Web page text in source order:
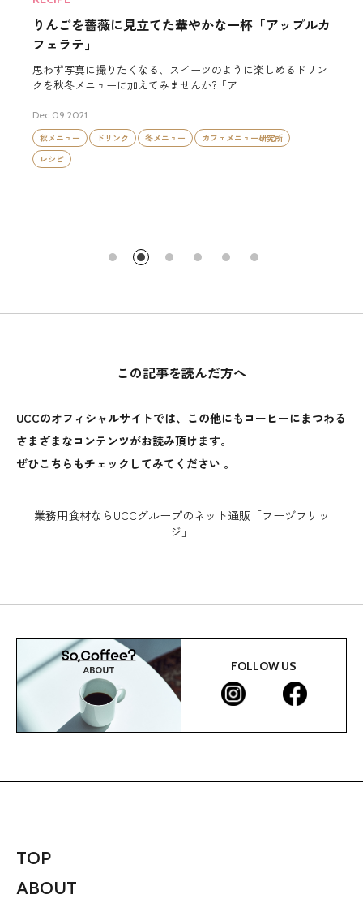
た華やかな一杯「アップルカ
スイーツのように楽しめるドリン
ませんか?「ア
カフェメニュー研究所
色彩豊かにトッピング！
思わず写真に撮りたくなる、ス
クを秋冬メニューに加えてみま
秋メニュー
ドリンク
この記事を読んだ方へ
UCCのオフィシャルサイトでは、この他にもコーヒーにまつわる
さまざまなコンテンツがお読み頂けます。
ぜひこちらもチェックしてみてください 。
業務用食材ならUCCグループのネット通販「フーヅフリッ
ジ」
FOLLOW US
TOP
ABOUT